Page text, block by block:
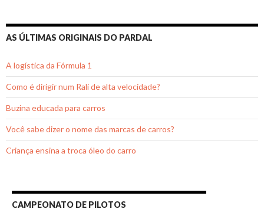
AS ÚLTIMAS ORIGINAIS DO PARDAL
A logística da Fórmula 1
Como é dirigir num Rali de alta velocidade?
Buzina educada para carros
Você sabe dizer o nome das marcas de carros?
Criança ensina a troca óleo do carro
CAMPEONATO DE PILOTOS